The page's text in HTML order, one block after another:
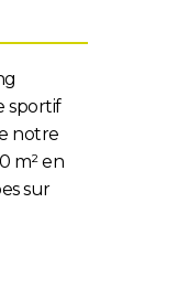
sportif
notre
m² en
sur